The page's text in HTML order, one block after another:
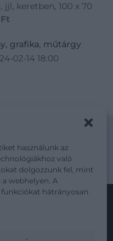
használunk az
való
dolgozzunk fel, mint
a webhelyen. A
funkciókat hátrányosan
keretben, 100 x 70
Ft
grafika, műtárgy
02-14 18:00